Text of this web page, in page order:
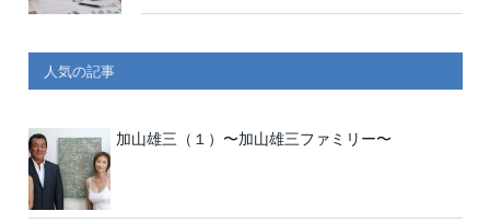
人気の記事
加山雄三（１）〜加山雄三ファミリー〜